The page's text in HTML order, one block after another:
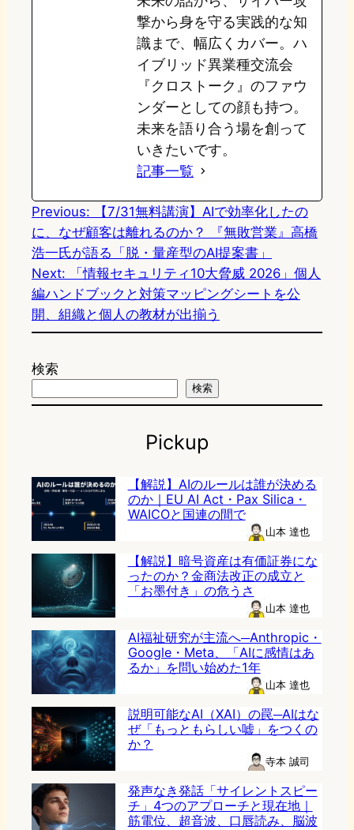
撃から身を守る実践的な知
識まで、幅広くカバー。ハ
イブリッド異業種交流会
『クロストーク』のファウ
ンダーとしての顔も持つ。
未来を語り合う場を創って
いきたいです。
記事一覧
Previous:
【7/31無料講演】AIで効率化したの
に、なぜ顧客は離れるのか？ 『無敗営業』高橋
浩一氏が語る「脱・量産型のAI提案書」
Next:
「情報セキュリティ10大脅威 2026」個人
編ハンドブックと対策マッピングシートを公
開、組織と個人の教材が出揃う
検索
検索
Pickup
【解説】AIのルールは誰が決める
のか｜EU AI Act・Pax Silica・
WAICOと国連の間で
山本 達也
【解説】暗号資産は有価証券にな
ったのか？金商法改正の成立と
「お墨付き」の危うさ
山本 達也
AI福祉研究が主流へ─Anthropic・
Google・Meta、「AIに感情はあ
るか」を問い始めた1年
山本 達也
説明可能なAI（XAI）の罠─AIはな
ぜ「もっともらしい嘘」をつくの
か？
寺本 誠司
発声なき発話「サイレントスピー
チ」4つのアプローチと現在地｜
筋電位、超音波、口唇読み、脳波